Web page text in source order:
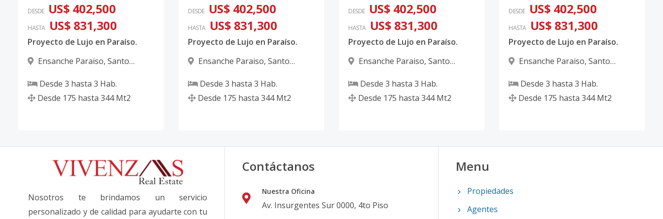
DESDE US$ 402,500
HASTA US$ 831,300
Proyecto de Lujo en Paraíso.
Ensanche Paraiso, Santo
Desde 3 hasta 3 Hab.
Desde 175 hasta 344 Mt2
DESDE US$ 402,500
HASTA US$ 831,300
Proyecto de Lujo en Paraíso.
Ensanche Paraiso, Santo
Desde 3 hasta 3 Hab.
Desde 175 hasta 344 Mt2
DESDE US$ 402,500
HASTA US$ 831,300
Proyecto de Lujo en Paraíso.
Ensanche Paraiso, Santo
Desde 3 hasta 3 Hab.
Desde 175 hasta 344 Mt2
DESDE US$ 402,500
HASTA US$ 831,300
Proyecto de Lujo en Paraíso.
Ensanche Paraiso, Santo
Desde 3 hasta 3 Hab.
Desde 175 hasta 344 Mt2
Nosotros te brindamos un servicio
personalizado y de calidad para ayudarte con tu
Contáctanos
Nuestra Oficina
Av. Insurgentes Sur 0000, 4to Piso
Menu
Propiedades
Agentes